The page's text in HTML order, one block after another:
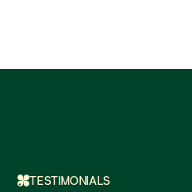
TESTIMONIALS